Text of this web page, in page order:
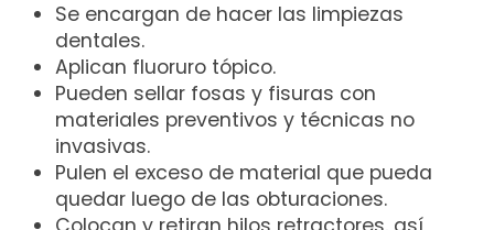
Se encargan de hacer las limpiezas
dentales.
Aplican fluoruro tópico.
Pueden sellar fosas y fisuras con
materiales preventivos y técnicas no
invasivas.
Pulen el exceso de material que pueda
quedar luego de las obturaciones.